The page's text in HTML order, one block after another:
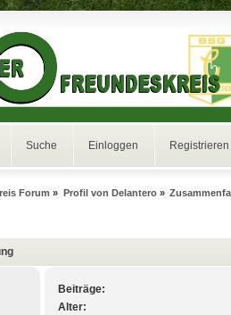
Suche Einloggen Registrieren
Forum » Profil von Delantero»
Beiträge:
Alter: